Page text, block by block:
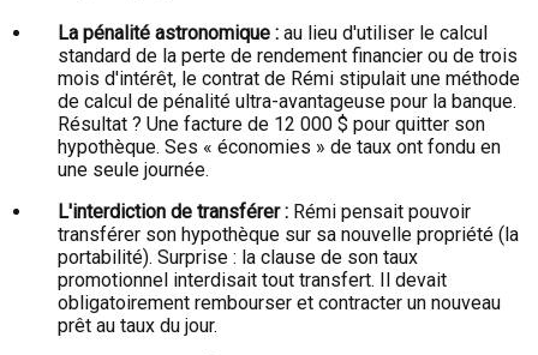
La pénalité astronomique : au lieu d'utiliser le calcul
standard de la perte de rendement financier ou de trois
mois d'intérêt, le contrat de Rémi stipulait une méthode
de calcul de pénalité ultra-avantageuse pour la banque.
Résultat ? Une facture de 12 000 $ pour quitter son
hypothèque. Ses « économies » de taux ont fondu en
une seule journée.
L'interdiction de transférer : Rémi pensait pouvoir
transférer son hypothèque sur sa nouvelle propriété (la
portabilité). Surprise : la clause de son taux
promotionnel interdisait tout transfert. Il devait
obligatoirement rembourser et contracter un nouveau
prêt au taux du jour.